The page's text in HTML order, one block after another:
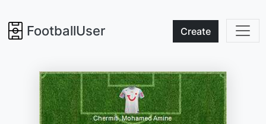
FootballUser Create